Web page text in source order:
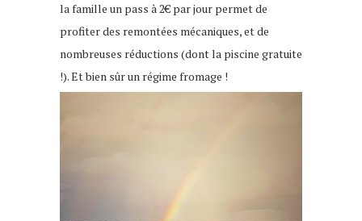
la famille un pass à 2€ par jour permet de
profiter des remontées mécaniques, et de
nombreuses réductions (dont la piscine gratuite
!). Et bien sûr un régime fromage !